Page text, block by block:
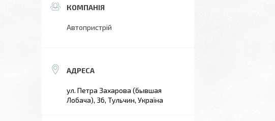
Автопристрій
ул. Петра Захарова (бывшая
Лобача), 36, Тульчин, Україна